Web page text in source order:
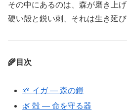
その中にあるのは、森が磨き上げ
硬い殻と鋭い刺、それは生き延
🌾目次
🌱 イガ ― 森の鎧
🌿 殻 ― 命を守る器